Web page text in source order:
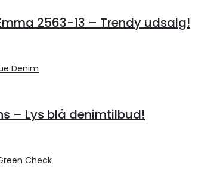
2563-13 – Trendy udsalg!
– Lys blå denimtilbud!